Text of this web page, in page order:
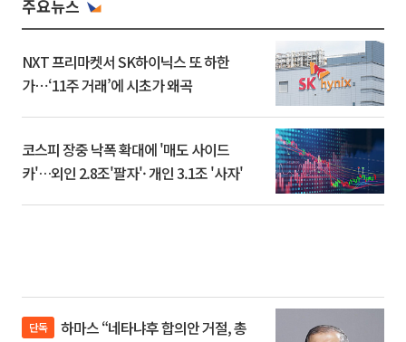
주요뉴스
NXT 프리마켓서 SK하이닉스 또 하한
가⋯‘11주 거래’에 시초가 왜곡
코스피 장중 낙폭 확대에 '매도 사이드
카'…외인 2.8조'팔자'· 개인 3.1조 '사자'
단독